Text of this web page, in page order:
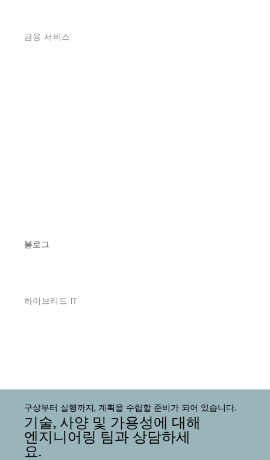
금융 서비스
블로그
하이브리드 IT
구상부터 실행까지, 계획을 수립할 준비가 되어 있습니다.
기술, 사양 및 가용성에 대해
엔지니어링 팀과 상담하세
요.